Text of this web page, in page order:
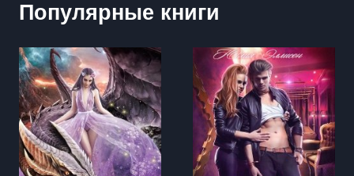
Популярные книги